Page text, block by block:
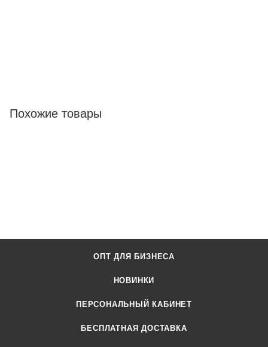
Похожие товары
ОПТ ДЛЯ БИЗНЕСА
НОВИНКИ
ПЕРСОНАЛЬНЫЙ КАБИНЕТ
БЕСПЛАТНАЯ ДОСТАВКА